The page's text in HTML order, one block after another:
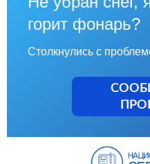
горит фонарь?
Столкнулись с